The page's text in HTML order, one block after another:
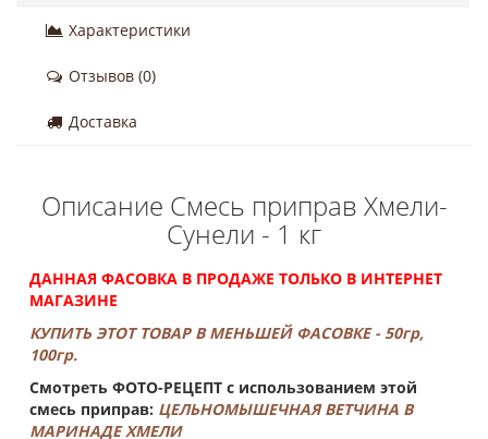
Характеристики
Отзывов (0)
Доставка
Описание Смесь приправ Хмели-
Сунели - 1 кг
ДАННАЯ ФАСОВКА В ПРОДАЖЕ ТОЛЬКО В ИНТЕРНЕТ
МАГАЗИНЕ
КУПИТЬ ЭТОТ ТОВАР В МЕНЬШЕЙ ФАСОВКЕ - 50гр,
100гр.
Смотреть ФОТО-РЕЦЕПТ с использованием этой
смесь приправ: ЦЕЛЬНОМЫШЕЧНАЯ ВЕТЧИНА В
МАРИНАДЕ ХМЕЛИ